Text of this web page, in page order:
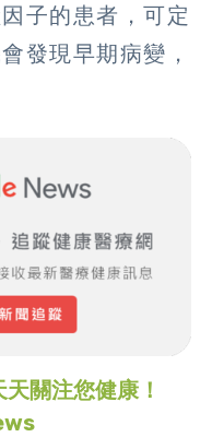
子的患者，可定
發現早期病變，
關注您健康！